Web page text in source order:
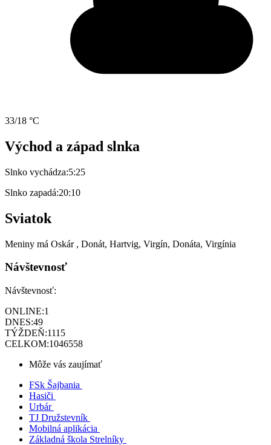
33/18 °C
Východ a západ slnka
Slnko vychádza:5:25
Slnko zapadá:20:10
Sviatok
Meniny má Oskár , Donát, Hartvig, Virgín, Donáta, Virgínia
Návštevnosť
Návštevnosť:
ONLINE:1
DNES:49
TÝŽDEŇ:1115
CELKOM:1046558
Môže vás zaujímať
FSk Šajbania
Hasiči
Urbár
TJ Družstevník
Mobilná aplikácia
Základná škola Strelníky